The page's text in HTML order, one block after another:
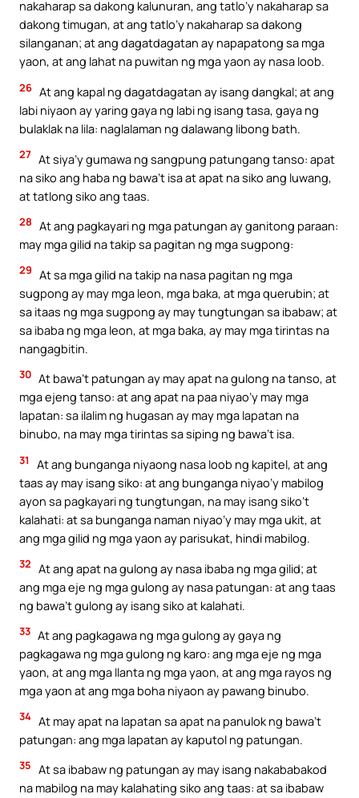
nakaharap sa dakong kalunuran, ang tatlo’y nakaharap sa
dakong timugan, at ang tatlo’y nakaharap sa dakong
silanganan; at ang dagatdagatan ay napapatong sa mga
yaon, at ang lahat na puwitan ng mga yaon ay nasa loob.
26 At ang kapal ng dagatdagatan ay isang dangkal; at ang
labi niyaon ay yaring gaya ng labi ng isang tasa, gaya ng
bulaklak na lila: naglalaman ng dalawang libong bath.
27 At siya’y gumawa ng sangpung patungang tanso: apat
na siko ang haba ng bawa’t isa at apat na siko ang luwang,
at tatlong siko ang taas.
28 At ang pagkayari ng mga patungan ay ganitong paraan:
may mga gilid na takip sa pagitan ng mga sugpong:
29 At sa mga gilid na takip na nasa pagitan ng mga
sugpong ay may mga leon, mga baka, at mga querubin; at
sa itaas ng mga sugpong ay may tungtungan sa ibabaw; at
sa ibaba ng mga leon, at mga baka, ay may mga tirintas na
nangagbitin.
30 At bawa’t patungan ay may apat na gulong na tanso, at
mga ejeng tanso: at ang apat na paa niyao’y may mga
lapatan: sa ilalim ng hugasan ay may mga lapatan na
binubo, na may mga tirintas sa siping ng bawa’t isa.
31
At ang bunganga niyaong nasa loob ng kapitel, at ang
taas ay may isang siko: at ang bunganga niyao’y mabilog
ayon sa pagkayari ng tungtungan, na may isang siko’t
kalahati: at sa bunganga naman niyao’y may mga ukit, at
ang mga gilid ng mga yaon ay parisukat, hindi mabilog.
32 At ang apat na gulong ay nasa ibaba ng mga gilid; at
ang mga eje ng mga gulong ay nasa patungan: at ang taas
ng bawa’t gulong ay isang siko at kalahati.
33 At ang pagkagawa ng mga gulong ay gaya ng
pagkagawa ng mga gulong ng karo: ang mga eje ng mga
yaon, at ang mga Ilanta ng mga yaon, at ang mga rayos ng
mga yaon at ang mga boha niyaon ay pawang binubo.
34 At may apat na lapatan sa apat na panulok ng bawa’t
patungan: ang mga lapatan ay kaputol ng patungan.
35 At sa ibabaw ng patungan ay may isang nakababakod
na mabilog na may kalahating siko ang taas: at sa ibabaw